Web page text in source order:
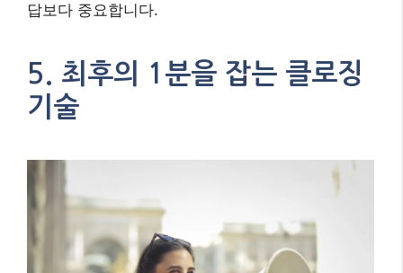
답보다 중요합니다.
5. 최후의 1분을 잡는 클로징
기술